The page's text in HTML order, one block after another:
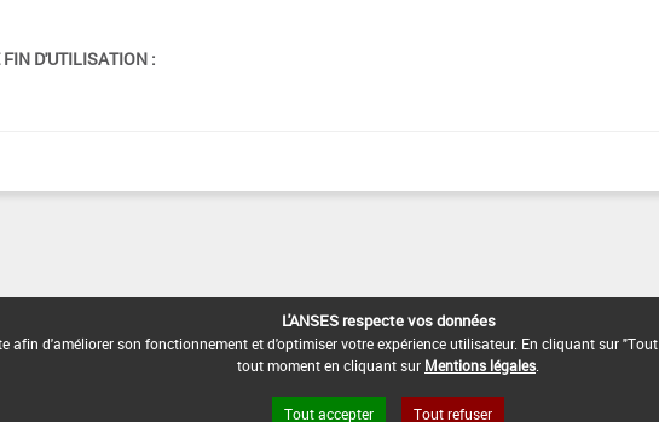
FIN D'UTILISATION :
: v 2.0
L'ANSES respecte vos données
d'améliorer son fonctionnement et d'optimiser votre expérience utilisateur. En cliquant sur
tout moment en cliquant sur Mentions légales
Tout accepter Tout refuser